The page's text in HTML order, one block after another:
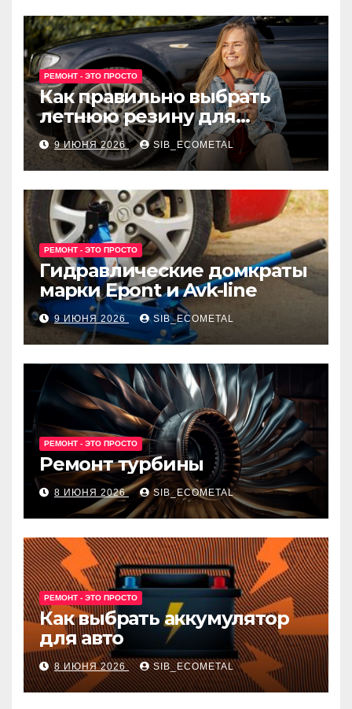
РЕМОНТ - ЭТО ПРОСТО
Как правильно выбрать
летнюю резину для
машины?
9 ИЮНЯ 2026 SIB_ECOMETAL
РЕМОНТ - ЭТО ПРОСТО
Гидравлические домкраты
марки Epont и Avk-line
9 ИЮНЯ 2026 SIB_ECOMETAL
РЕМОНТ - ЭТО ПРОСТО
Ремонт турбины
8 ИЮНЯ 2026 SIB_ECOMETAL
РЕМОНТ - ЭТО ПРОСТО
Как выбрать аккумулятор
для авто
8 ИЮНЯ 2026 SIB_ECOMETAL